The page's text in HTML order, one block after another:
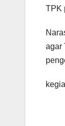
TPK
agar